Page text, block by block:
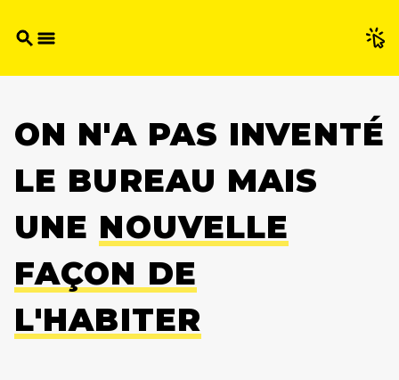
ON N'A PAS INVENTÉ
LE BUREAU MAIS
UNE NOUVELLE
FAÇON DE
L'HABITER